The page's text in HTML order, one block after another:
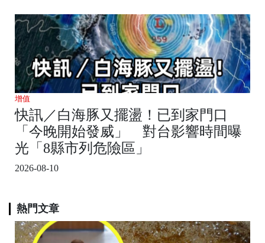
增值
快訊／白海豚又擺盪！已到家門口
「今晚開始發威」 對台影響時間曝
光「8縣市列危險區」
2026-08-10
熱門文章